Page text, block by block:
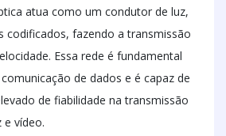
atua como um condutor de luz,
codificados, fazendo a transmissão
Essa rede é fundamental
de dados e é capaz de
de fiabilidade na transmissão
e vídeo.